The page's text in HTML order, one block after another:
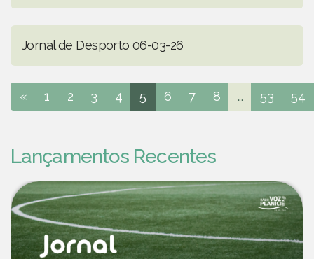
Jornal de Desporto 06-03-26
« 1 2 3 4 5 6 7 8 ... 53 54
Lançamentos Recentes